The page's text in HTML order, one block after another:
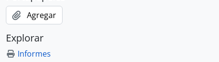
Agregar
Explorar
Informes